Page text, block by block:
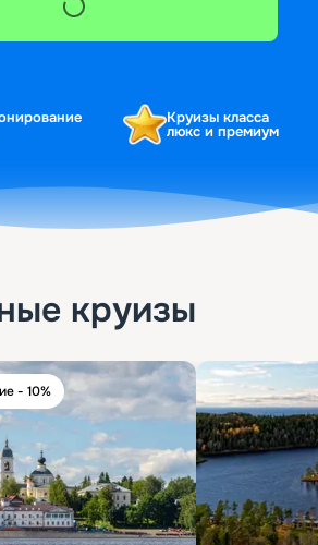
Круизы класса
люкс и премиум
круизы
- 10%